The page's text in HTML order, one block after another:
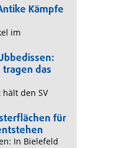
Kämpfe
im
tragen das
hält den SV
für
In Bielefeld